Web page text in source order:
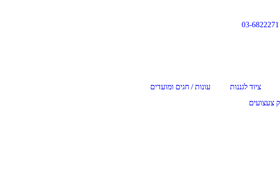
03-6822271
ציוד לגננות עונות / חגים ומועדים